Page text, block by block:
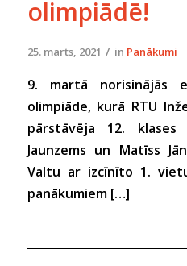
olimpiādē!
25. marts, 2021 / in Panākumi
9. martā norisinājās
olimpiāde, kurā RTU
pārstāvēja 12.
Jaunzems un Matīss
Valtu ar izcīnīto 1.
panākumiem […]